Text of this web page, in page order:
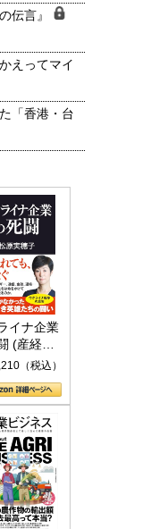
ズ海峡危機で加速したエ
ー転換が「中国依存」に
伝言』
えってマイ
「香港・台
イナ企業
(産経セ
S 039)
（税込）